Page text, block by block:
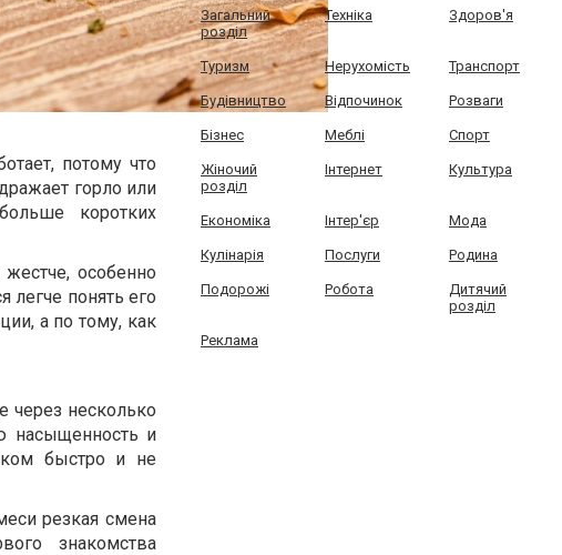
потому что
горло или
коротких
особенно
легче понять его
а по тому, как
через несколько
насыщенность и
быстро и не
резкая смена
знакомства
Загальний
розділ
Техніка Здоров'я
Туризм Нерухомість Транспорт
Будівництво Відпочинок Розваги
Бізнес Меблі Спорт
Жіночий
розділ
Інтернет Культура
Економіка Інтер'єр Мода
Кулінарія Послуги Родина
Подорожі Робота
Дитячий
розділ
Реклама